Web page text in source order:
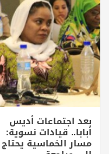
بعد اجتماعات أديس
أبابا.. قيادات نسوية:
مسار الخماسية يحتاج